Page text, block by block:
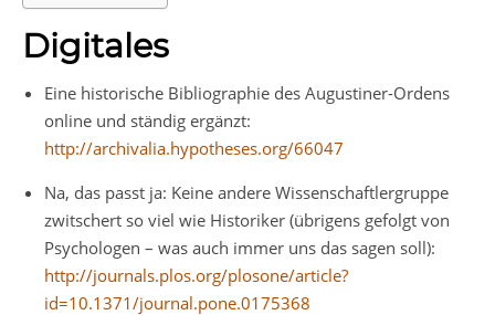
Digitales
Eine historische Bibliographie des Augustiner-Ordens
online und ständig ergänzt:
http://archivalia.hypotheses.org/66047
Na, das passt ja: Keine andere Wissenschaftlergruppe
zwitschert so viel wie Historiker (übrigens gefolgt von
Psychologen – was auch immer uns das sagen soll):
http://journals.plos.org/plosone/article?
id=10.1371/journal.pone.0175368